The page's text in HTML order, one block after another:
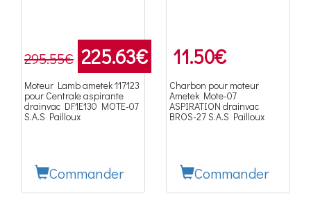
295.55€ 225.63€
Moteur Lamb ametek 117123
pour Centrale aspirante
drainvac DF1E130 MOTE-07
S.A.S Pailloux
Commander
11.50€
Charbon pour moteur
Ametek Mote-07
ASPIRATION drainvac
BROS-27 S.A.S Pailloux
Commander